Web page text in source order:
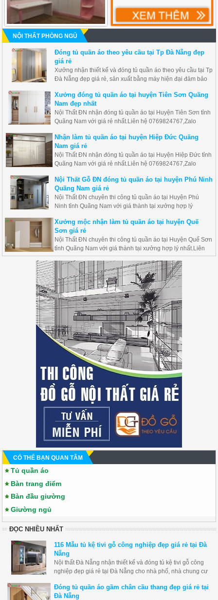
NỘI THẤT PHÒNG NGỦ
Đóng tủ quần áo theo yêu cầu tại Tp Đà Nẵng đẹp
giá rẻ
Xưởng nhận thiết kế và đóng tủ quần áo theo yêu cầu tại Tp
Đà Nẵng đẹp giá rẻ, sản xuất bằng máy hiện đại đảm bảo
Xưởng đóng tủ quần áo tại huyện Tiên Sơn Quãng
Nam đẹp nhất
Nội Thất ĐN nhận đóng tủ quần áo tại Huyện Tiên Sơn tỉnh
Quãng Nam với giá rẻ nhất.Liên hệ 0769824767,Zalo
Nhận làm tủ quần áo tại huyện Hiệp Đức Quãng
Nam giá rẻ
Nội Thất ĐN nhận đóng tủ quần áo tại Huyện Hiệp Đức tỉnh
Quãng Nam với giá rẻ nhất.Liên hệ 0769824767,Zalo
Nội Thất Gỗ ĐN đóng tủ quần áo tại huyện Phú Ninh
Quãng Nam giá rẻ
Nội Thất ĐN chuyên thi công tủ quần áo tại Huyện Phú
Ninh tỉnh Quãng Nam với giá thành tại xưởng hợp lý
Xưởng mộc nhận làm tủ quần áo tại huyện Quế
Sơn giá rẻ
Nội Thất ĐN chuyên thi công tủ quần áo tại Huyện Quế Sơn
tỉnh Quãng Nam với giá thành tại xưởng hợp lý nhất.Liên
hệ 0769824767,Zalo 0356142401
CÓ THỂ BẠN QUAN TÂM
Tủ quần áo
Bàn trang điểm
Bàn đầu giường
Giường ngủ
ĐỌC NHIỀU NHẤT
116 Mẫu tủ kệ tivi gỗ công nghiệp đẹp giá rẻ tại Đà
Nẵng
Nội thất Đà Nẵng nhận thiết kế và đóng tủ kệ tivi gỗ công
nghiệp đẹp giá rẻ tại Đà Nẵng cho nhà phố, nhà chung cư
hợp 116 mẫu tủ kệ tivi gỗ công nghiệp đẹp và hiện đại nhất.
Đóng tủ quần áo gầm chân cầu thang đẹp giá rẻ tại
Đà Nẵng